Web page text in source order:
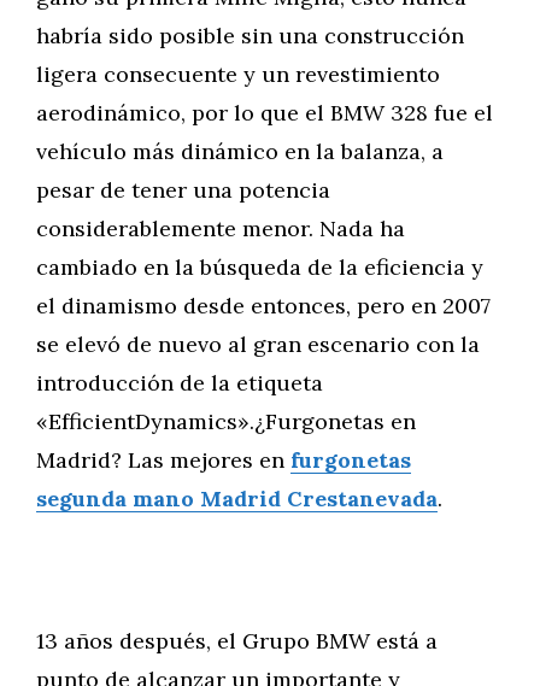
habría sido posible sin una construcción
ligera consecuente y un revestimiento
aerodinámico, por lo que el BMW 328 fue el
vehículo más dinámico en la balanza, a
pesar de tener una potencia
considerablemente menor. Nada ha
cambiado en la búsqueda de la eficiencia y
el dinamismo desde entonces, pero en 2007
se elevó de nuevo al gran escenario con la
introducción de la etiqueta
«EfficientDynamics».¿Furgonetas en
Madrid? Las mejores en furgonetas
segunda mano Madrid Crestanevada.
13 años después, el Grupo BMW está a
punto de alcanzar un importante y